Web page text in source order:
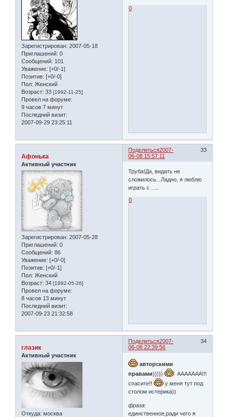
Зарегистрирован: 2007-05-18
Приглашений: 0
Сообщений: 101
Уважение: [+0/-1]
Позитив: [+0/-0]
Пол: Женский
Возраст: 33 [1992-11-25]
Провел на форуме:
9 часов 7 минут
Последний визит:
2007-09-29 23:25:11
0
Поделиться 33
2007-
06-08 15:57:11
Афонька
Активный участник
Зарегистрирован: 2007-05-28
Приглашений: 0
Сообщений: 86
Уважение: [+0/-0]
Позитив: [+0/-1]
Пол: Женский
Возраст: 34 [1992-05-26]
Провел на форуме:
8 часов 13 минут
Последний визит:
2007-09-23 21:32:58
Труба!Да, видать не
сложилось...Ладно, я люблю
играть с .....
0
Поделиться 34
2007-
06-08 22:39:56
глазик
Активный участник
Откуда: москва
авторскими
правами)))))
ААААААА!!!
спасите!!
у меня тут под
столом истерика))
фраза:
единственное,ради чего я